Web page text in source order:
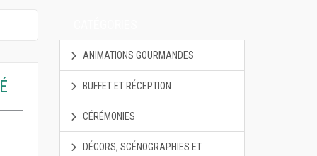
ANIMATIONS GOURMANDES
BUFFET ET RÉCEPTION
CÉRÉMONIES
DÉCORS, SCÉNOGRAPHIES ET